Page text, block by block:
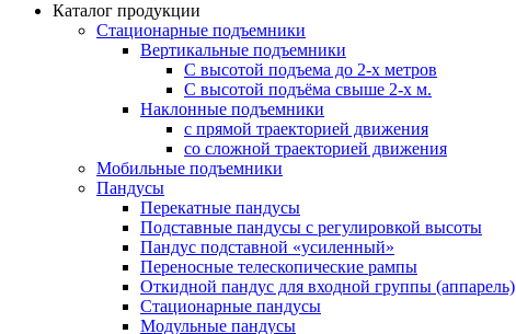
Каталог продукции
Стационарные подъемники
Вертикальные подъемники
С высотой подъема до 2-х метров
С высотой подъёма свыше 2-х м.
Наклонные подъемники
с прямой траекторией движения
со сложной траекторией движения
Мобильные подъемники
Пандусы
Перекатные пандусы
Подставные пандусы с регулировкой выcоты
Пандус подставной «усиленный»
Переносные телескопические рампы
Откидной пандус для входной группы (аппарель)
Стационарные пандусы
Модульные пандусы